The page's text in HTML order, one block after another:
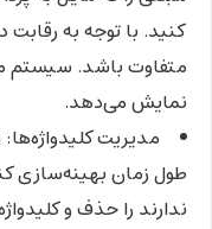
کنید. با توجه به رقابت
متفاوت باشد. سیستم
نمایش می‌دهد.
مدیریت کلیدواژه‌ها:
طول زمان بهینه‌سازی
ندارند را حذف و